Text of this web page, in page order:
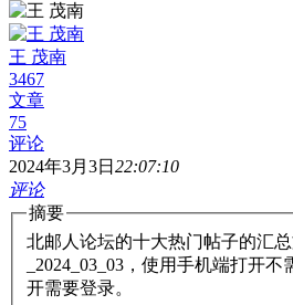
王 茂南
3467
文章
75
评论
2024年3月3日 22:07:10
评论
摘要
北邮人论坛的十大热门帖子的汇
_2024_03_03，使用手机端打开
开需要登录。